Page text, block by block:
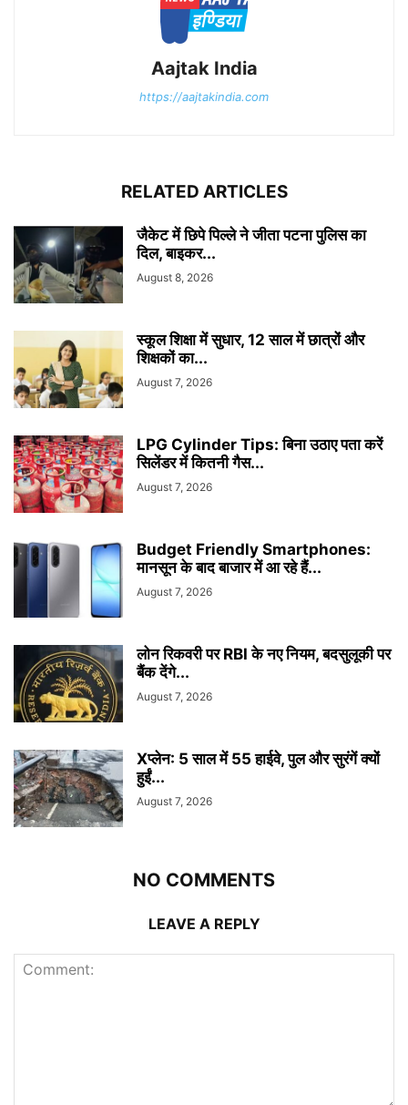
Aajtak India
https://aajtakindia.com
RELATED ARTICLES
जैकेट में छिपे पिल्ले ने जीता पटना पुलिस का
दिल, बाइकर...
August 8, 2026
स्कूल शिक्षा में सुधार, 12 साल में छात्रों और
शिक्षकों का...
August 7, 2026
LPG Cylinder Tips: बिना उठाए पता करें
सिलेंडर में कितनी गैस...
August 7, 2026
Budget Friendly Smartphones:
मानसून के बाद बाजार में आ रहे हैं...
August 7, 2026
लोन रिकवरी पर RBI के नए नियम, बदसुलूकी पर
बैंक देंगे...
August 7, 2026
Xप्लेन: 5 साल में 55 हाईवे, पुल और सुरंगें क्यों
हुईं...
August 7, 2026
NO COMMENTS
LEAVE A REPLY